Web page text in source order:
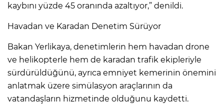
kaybını yüzde 45 oranında azaltıyor,” denildi.
Havadan ve Karadan Denetim Sürüyor
Bakan Yerlikaya, denetimlerin hem havadan drone
ve helikopterle hem de karadan trafik ekipleriyle
sürdürüldüğünü, ayrıca emniyet kemerinin önemini
anlatmak üzere simülasyon araçlarının da
vatandaşların hizmetinde olduğunu kaydetti.